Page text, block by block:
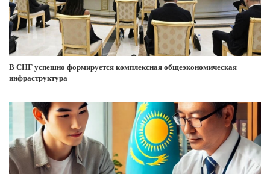
В СНГ успешно формируется комплексная общеэкономическая
инфраструктура